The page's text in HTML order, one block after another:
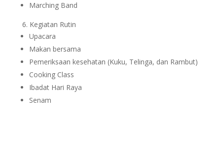
Marching Band
6. Kegiatan Rutin
Upacara
Makan bersama
Pemeriksaan kesehatan (Kuku, Telinga, dan Rambut)
Cooking Class
Ibadat Hari Raya
Senam